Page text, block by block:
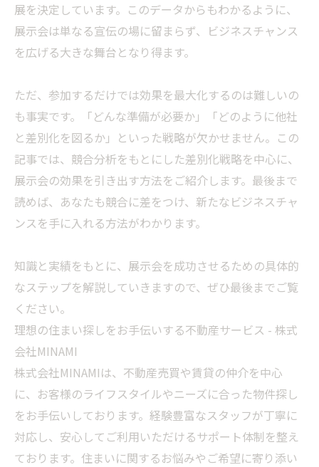
展を決定しています。このデータからもわかるように、
展示会は単なる宣伝の場に留まらず、ビジネスチャンス
を広げる大きな舞台となり得ます。
ただ、参加するだけでは効果を最大化するのは難しいの
も事実です。「どんな準備が必要か」「どのように他社
と差別化を図るか」といった戦略が欠かせません。この
記事では、競合分析をもとにした差別化戦略を中心に、
展示会の効果を引き出す方法をご紹介します。最後まで
読めば、あなたも競合に差をつけ、新たなビジネスチャ
ンスを手に入れる方法がわかります。
知識と実績をもとに、展示会を成功させるための具体的
なステップを解説していきますので、ぜひ最後までご覧
ください。
理想の住まい探しをお手伝いする不動産サービス - 株式
会社MINAMI
株式会社MINAMIは、不動産売買や賃貸の仲介を中心
に、お客様のライフスタイルやニーズに合った物件探し
をお手伝いしております。経験豊富なスタッフが丁寧に
対応し、安心してご利用いただけるサポート体制を整え
ております。住まいに関するお悩みやご希望に寄り添い